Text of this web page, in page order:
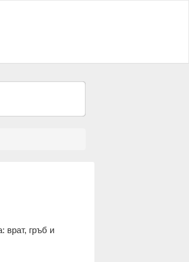
врат, гръб и